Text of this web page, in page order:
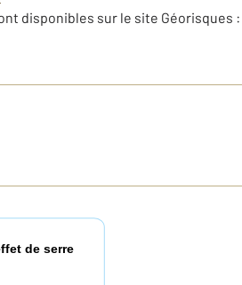
disponibles sur le site Géorisques :
de serre